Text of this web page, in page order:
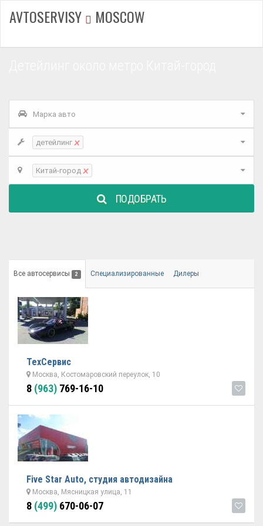
AVTOSERVISY MOSCOW
Марка авто
детейлинг ×
Китай-город ×
ПОДОБРАТЬ
Все автосервисы 2 Специализированные Дилеры
ТехСервис
Москва, Костомаровский переулок, 10
8 (963) 769-16-10
Five Star Auto, студия автодизайна
Москва, Мясницкая улица, 11
8 (499) 670-06-07